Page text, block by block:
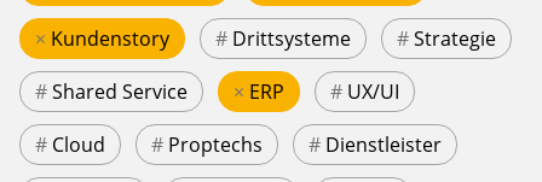
× Kundenstory # Drittsysteme #Strategie
#Shared Service × ERP # UX/UI
# Cloud # Proptechs # Dienstleister